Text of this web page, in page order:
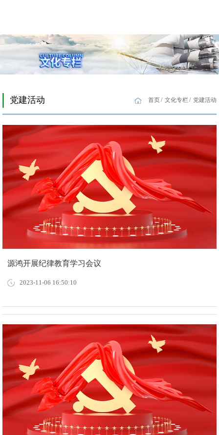
党建活动 首页 文化专栏 党建活动
源鸿开展纪律教育学习会议
2023-11-06 16:50:10